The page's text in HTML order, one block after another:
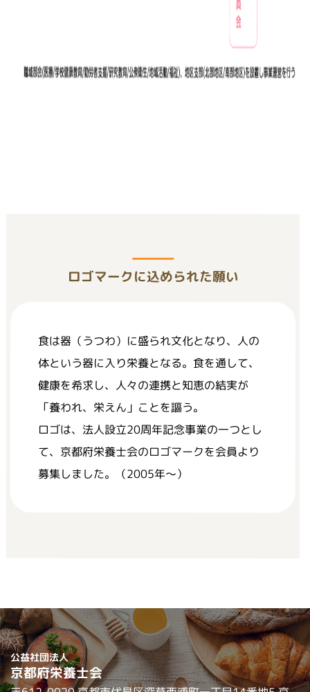
ロゴマークに込められた願い
食は器（うつわ）に盛られ文化となり、人の
体という器に入り栄養となる。食を通して、
健康を希求し、人々の連携と知恵の結実が
「養われ、栄えん」ことを謳う。
ロゴは、法人設立20周年記念事業の一つとし
て、京都府栄養士会のロゴマークを会員より
募集しました。（2005年～）
公益社団法人
京都府栄養士会